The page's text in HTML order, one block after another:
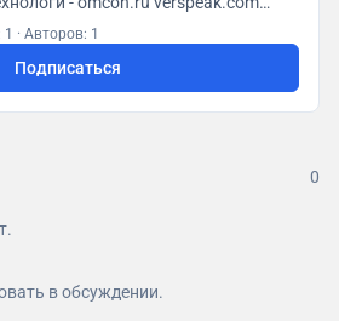
心) - t.me/MusinMind
· Авторов: 1
Подписаться
0
в обсуждении.